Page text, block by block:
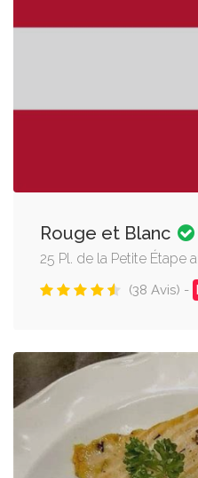
Rouge et Blanc
25 Pl. de la Petite Étape
(38 Avis) -